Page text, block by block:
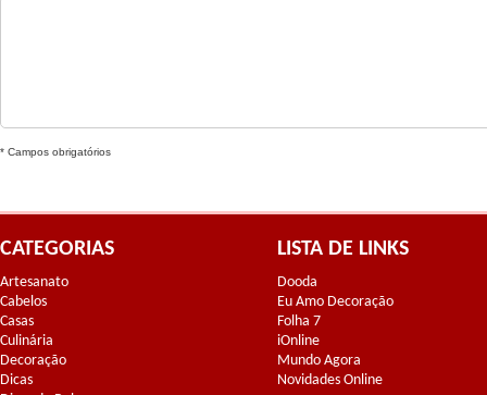
* Campos obrigatórios
CATEGORIAS
Artesanato
Cabelos
Casas
Culinária
Decoração
Dicas
LISTA DE LINKS
Dooda
Eu Amo Decoração
Folha 7
iOnline
Mundo Agora
Novidades Online